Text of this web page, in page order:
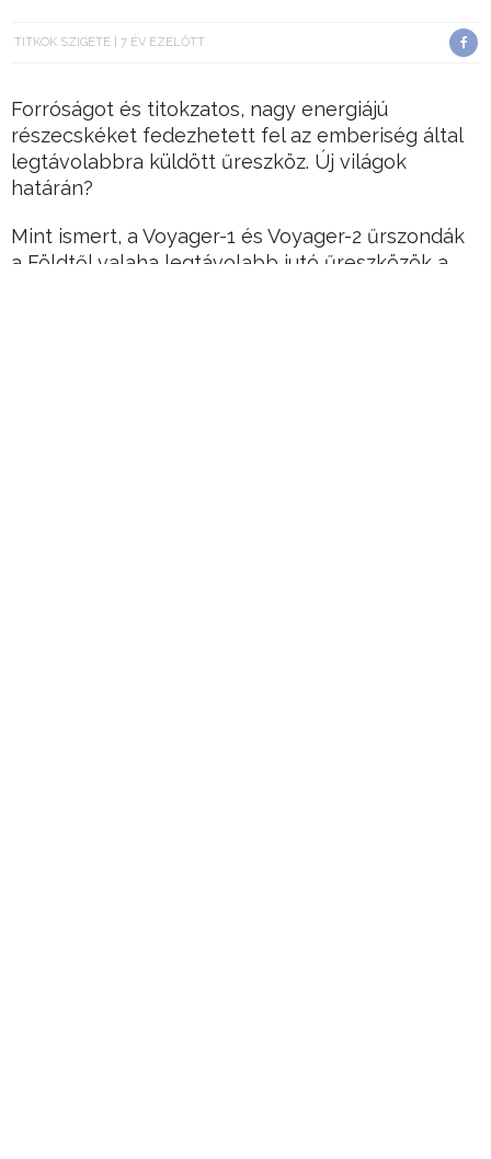
TITKOK SZIGETE 7 ÉV EZELŐTT
Forróságot és titokzatos, nagy energiájú
részecskéket fedezhetett fel az emberiség által
legtávolabbra küldött űreszköz. Új világok
határán?
Mint ismert, a Voyager-1 és Voyager-2 űrszondák
a Földtől valaha legtávolabb jutó űreszközök a